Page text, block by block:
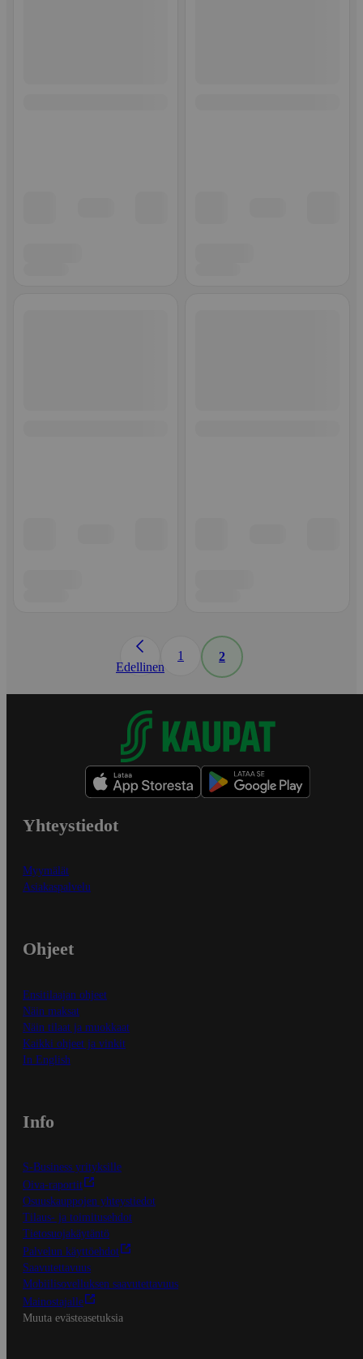
Edellinen
1 2
Yhteystiedot
Myymälät
Asiakaspalvelu
Ohjeet
Ensitilaajan ohjeet
Näin maksat
Näin tilaat ja muokkaat
Kaikki ohjeet ja vinkit
In English
Info
S-Business yrityksille
Oiva-raportit
Osuuskauppojen yhteystiedot
Tilaus- ja toimitusehdot
Tietosuojakäytäntö
Palvelun käyttöehdot
Saavutettavuus
Mobiilisovelluksen saavutettavuus
Mainostajalle
Muuta evästeasetuksia